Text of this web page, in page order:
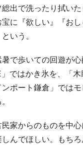
出で洗ったり拭い
に『欲しい』『おし
いう。
で歩いての回遊が心
」ではかき氷を、「
ポート鎌倉」では
家からのものを中
んでほしい。もち